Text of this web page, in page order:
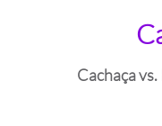
Cachaça